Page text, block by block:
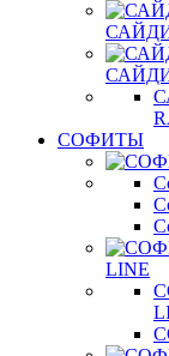
СОФИТЫ
LINE